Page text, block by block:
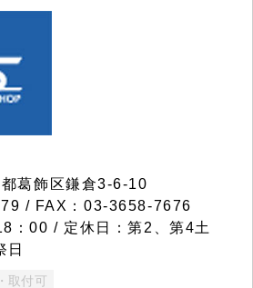
葛飾区鎌倉3-6-10
/ FAX：03-3658-7676
：00 / 定休日：第2、第4土
日
取付可